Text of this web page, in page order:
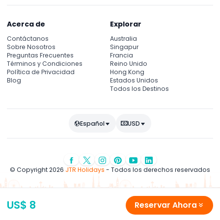
US$ 8 Reservar Ahora
Acerca de
Contáctanos
Sobre Nosotros
Preguntas Frecuentes
Términos y Condiciones
Política de Privacidad
Blog
Explorar
Australia
Singapur
Francia
Reino Unido
Hong Kong
Estados Unidos
Todos los Destinos
Español USD
© Copyright 2026 JTR Holidays - Todos los derechos reservados